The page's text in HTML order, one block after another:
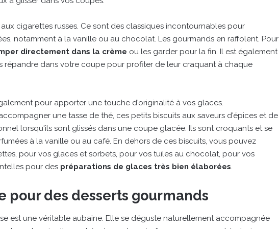
cigarettes russes. Ce sont des classiques incontournables pour
notamment à la vanille ou au chocolat. Les gourmands en raffolent. Pour
directement dans la crème ou les garder pour la fin. Il est également
répandre dans votre coupe pour profiter de leur craquant à chaque
pour apporter une touche d'originalité à vos glaces.
une tasse de thé, ces petits biscuits aux saveurs d'épices et de
lorsqu'ils sont glissés dans une coupe glacée. Ils sont croquants et se
à la vanille ou au café. En dehors de ces biscuits, vous pouvez
pour vos glaces et sorbets, pour vos tuiles au chocolat, pour vos
pour des préparations de glaces très bien élaborées.
pour des desserts gourmands
est une véritable aubaine. Elle se déguste naturellement accompagnée